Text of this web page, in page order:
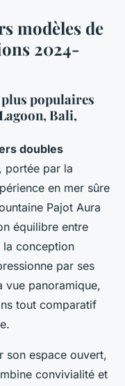
modèles de
2024-
populaires
Bali,
doubles
portée par la
en mer sûre
Pajot Aura
équilibre entre
la conception
par ses
vue panoramique,
tout comparatif
son espace ouvert,
convivialité et